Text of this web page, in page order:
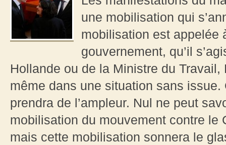
une mobilisation qui
mobilisation est appelée
gouvernement, qu’il
Hollande ou de la Ministre du
même dans une situation sans issue.
prendra de l’ampleur. Nul ne peut
mobilisation du mouvement contre le
mais cette mobilisation sonnera le